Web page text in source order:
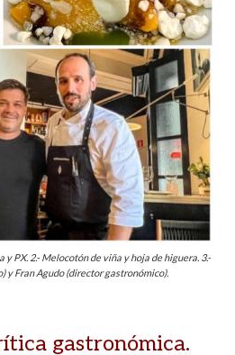
PX. 2.- Melocotón de viña y hoja de higuera. 3.-
y Fran Agudo (director gastronómico).
gastronómica.